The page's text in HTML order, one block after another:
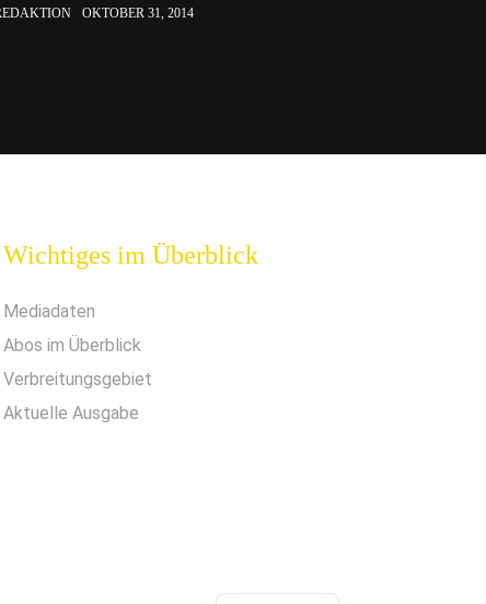
OKTOBER 31, 2014
Wichtiges im Überblick
Mediadaten
Abos im Überblick
Verbreitungsgebiet
Aktuelle Ausgabe